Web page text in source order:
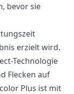
bevor sie
erzielt wird.
Technologie
Flecken auf
Plus ist mit